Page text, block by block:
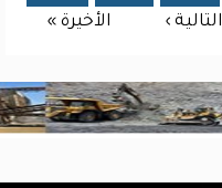
التالية › الأخيرة »